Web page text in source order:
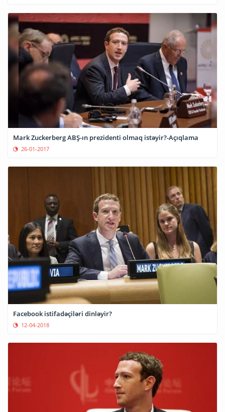
Mark Zuckerberg ABŞ-ın prezidenti olmaq istəyir?-Açıqlama
26-01-2017
Facebook istifadəçiləri dinləyir?
12-04-2018